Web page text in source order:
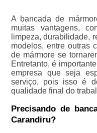
A bancada de
muitas vantagens,
limpeza, durabilidade,
modelos, entre outras
de mármore se
Entretanto, é
empresa que seja
serviço, pois isso é
qualidade final do
Precisando de
Carandiru?